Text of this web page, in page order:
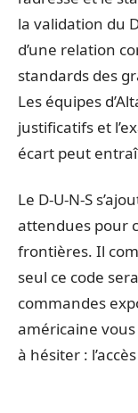
la validation du
d’une relation
standards des
Les équipes
justificatifs et
écart peut
Le D-U-N-S
attendues pour
frontières. Il
seul ce code
commandes
américaine
à hésiter :